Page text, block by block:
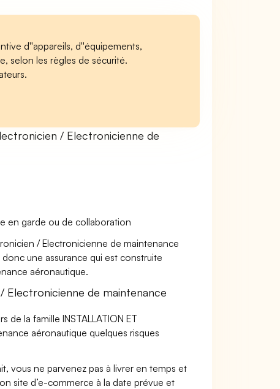
d''appareils, d''équipements,
selon les règles de sécurité.
/ Electronicienne de
en garde ou de collaboration
/ Electronicienne de maintenance
une assurance qui est construite
aéronautique.
Electronicienne de maintenance
de la famille INSTALLATION ET
aéronautique quelques risques
vous ne parvenez pas à livrer en temps et
site d’e-commerce à la date prévue et